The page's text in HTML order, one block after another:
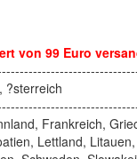
von 99 Euro
?sterreich
Frankreich,
Lettland, Litauen,